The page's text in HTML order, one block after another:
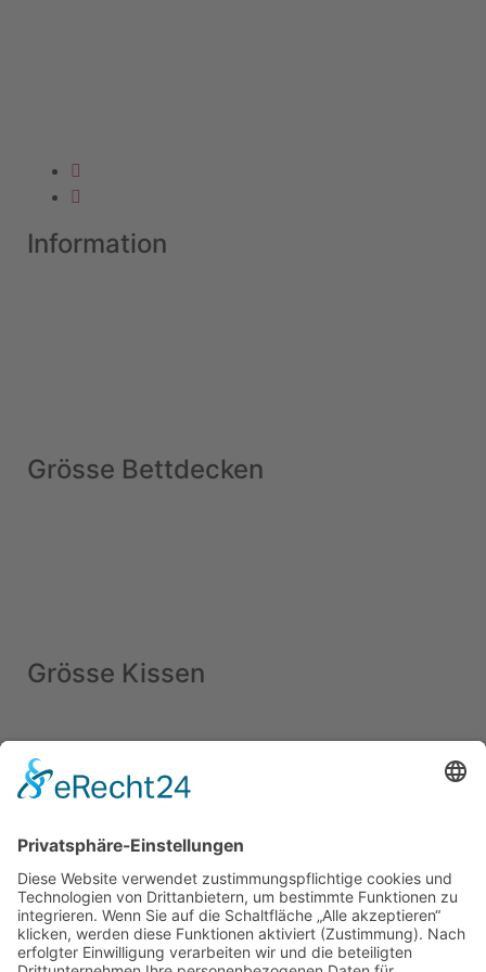
Information
Grösse Bettdecken
Grösse Kissen